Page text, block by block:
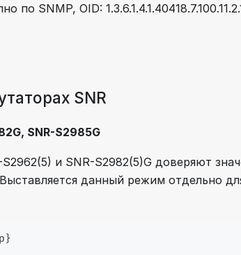
SNMP, OID:
SNR
SNR-S2985G
и SNR-S2982(5)G доверяют
данный режим отдельно